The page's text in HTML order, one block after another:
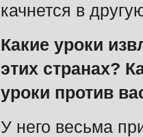
качнется в
Какие уроки
этих странах?
уроки против
У него весьма